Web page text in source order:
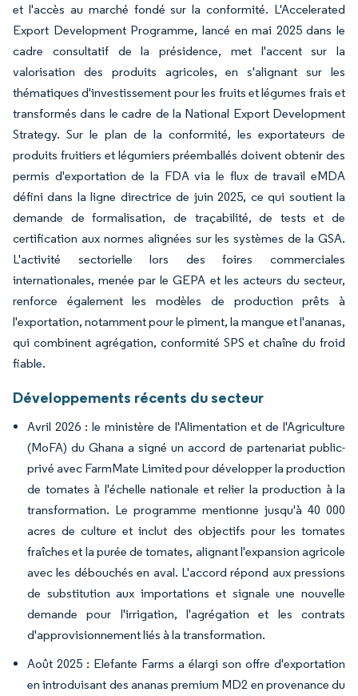
et l'accès au marché fondé sur la conformité. L'Accelerated
Export Development Programme, lancé en mai 2025 dans le
cadre consultatif de la présidence, met l'accent sur la
valorisation des produits agricoles, en s'alignant sur les
thématiques d'investissement pour les fruits et légumes frais et
transformés dans le cadre de la National Export Development
Strategy. Sur le plan de la conformité, les exportateurs de
produits fruitiers et légumiers préemballés doivent obtenir des
permis d'exportation de la FDA via le flux de travail eMDA
défini dans la ligne directrice de juin 2025, ce qui soutient la
demande de formalisation, de traçabilité, de tests et de
certification aux normes alignées sur les systèmes de la GSA.
L'activité sectorielle lors des foires commerciales
internationales, menée par le GEPA et les acteurs du secteur,
renforce également les modèles de production prêts à
l'exportation, notamment pour le piment, la mangue et l'ananas,
qui combinent agrégation, conformité SPS et chaîne du froid
fiable.
Développements récents du secteur
Avril 2026 : le ministère de l'Alimentation et de l'Agriculture
(MoFA) du Ghana a signé un accord de partenariat public-
privé avec FarmMate Limited pour développer la production
de tomates à l'échelle nationale et relier la production à la
transformation. Le programme mentionne jusqu'à 40 000
acres de culture et inclut des objectifs pour les tomates
fraîches et la purée de tomates, alignant l'expansion agricole
avec les débouchés en aval. L'accord répond aux pressions
de substitution aux importations et signale une nouvelle
demande pour l'irrigation, l'agrégation et les contrats
d'approvisionnement liés à la transformation.
Août 2025 : Elefante Farms a élargi son offre d'exportation
en introduisant des ananas premium MD2 en provenance du